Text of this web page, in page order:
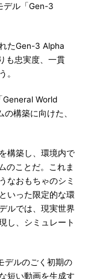
デル「Gen-3
たGen-3 Alpha
も忠実度、一貫
。
World
構築に向けた、
構築し、環境内で
のことだ。これま
なおもちゃのシミ
いった限定的な環
ルでは、現実世界
し、シミュレート
デルのごく初期の
短い動画を生成す